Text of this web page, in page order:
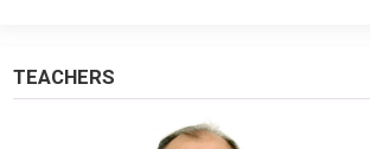
TEACHERS